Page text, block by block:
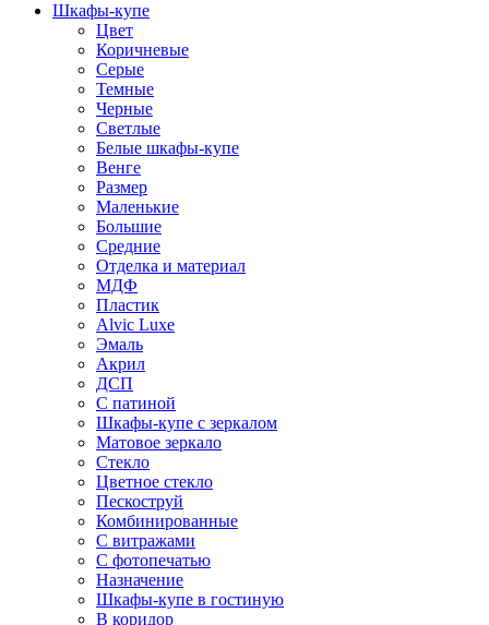
Шкафы-купе
Цвет
Коричневые
Серые
Темные
Черные
Светлые
Белые шкафы-купе
Венге
Размер
Маленькие
Большие
Средние
Отделка и материал
МДФ
Пластик
Alvic Luxe
Эмаль
Акрил
ДСП
С патиной
Шкафы-купе с зеркалом
Матовое зеркало
Стекло
Цветное стекло
Пескоструй
Комбинированные
С витражами
С фотопечатью
Назначение
Шкафы-купе в гостиную
В коридор